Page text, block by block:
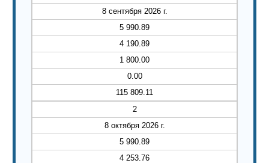
8 сентября 2026 г.
5 990.89
4 190.89
1 800.00
0.00
115 809.11
2
8 октября 2026 г.
5 990.89
4 253.76